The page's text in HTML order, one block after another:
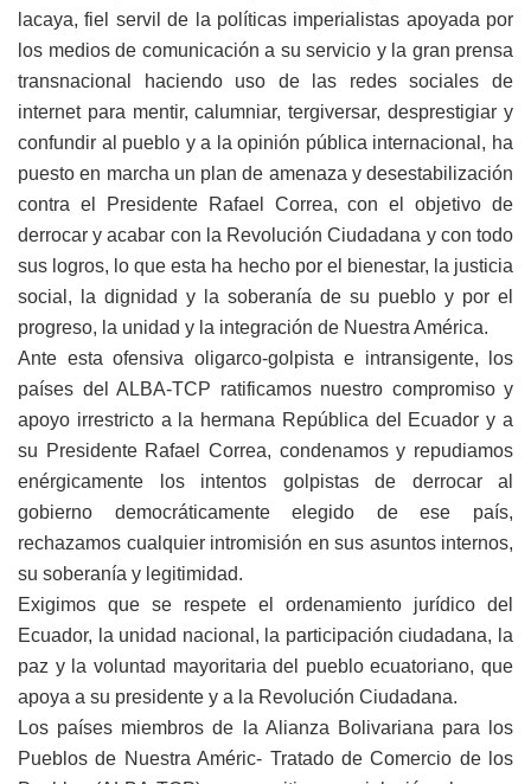
lacaya, fiel servil de la políticas imperialistas apoyada por
los medios de comunicación a su servicio y la gran prensa
transnacional haciendo uso de las redes sociales de
internet para mentir, calumniar, tergiversar, desprestigiar y
confundir al pueblo y a la opinión pública internacional, ha
puesto en marcha un plan de amenaza y desestabilización
contra el Presidente Rafael Correa, con el objetivo de
derrocar y acabar con la Revolución Ciudadana y con todo
sus logros, lo que esta ha hecho por el bienestar, la justicia
social, la dignidad y la soberanía de su pueblo y por el
progreso, la unidad y la integración de Nuestra América.
Ante esta ofensiva oligarco-golpista e intransigente, los
países del ALBA-TCP ratificamos nuestro compromiso y
apoyo irrestricto a la hermana República del Ecuador y a
su Presidente Rafael Correa, condenamos y repudiamos
enérgicamente los intentos golpistas de derrocar al
gobierno democráticamente elegido de ese país,
rechazamos cualquier intromisión en sus asuntos internos,
su soberanía y legitimidad.
Exigimos que se respete el ordenamiento jurídico del
Ecuador, la unidad nacional, la participación ciudadana, la
paz y la voluntad mayoritaria del pueblo ecuatoriano, que
apoya a su presidente y a la Revolución Ciudadana.
Los países miembros de la Alianza Bolivariana para los
Pueblos de Nuestra Améric- Tratado de Comercio de los